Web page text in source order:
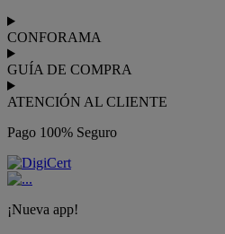
CONFORAMA
GUÍA DE COMPRA
ATENCIÓN AL CLIENTE
Pago 100% Seguro
¡Nueva app!